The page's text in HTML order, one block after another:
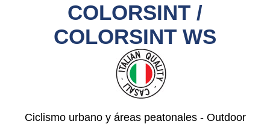
COLORSINT /
COLORSINT WS
Ciclismo urbano y áreas peatonales - Outdoor